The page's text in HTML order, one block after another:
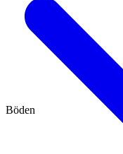
Böden